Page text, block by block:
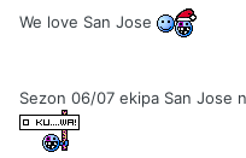
We love San Jose
Sezon 06/07 ekipa San Jose